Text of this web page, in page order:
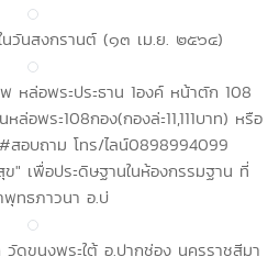
วันสงกรานต์ (๑๓ เม.ย. ๒๕๖๔)
หล่อพระประธาน 1องค์ หน้าตัก 108
ล่อพระ108กอง(กองล่ะ11,111บาท) หรือ
อบถาม โทร/ไลน์0898994099
" เพื่อประดิษฐานในห้องกรรมฐาน ที่
พุทธภาวนา อ.บ่
ดขนงพระใต้ อ.ปากช่อง นครราชสีมา